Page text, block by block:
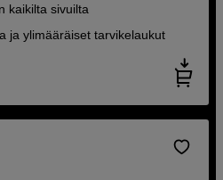
kaikilta sivuilta
ja ylimääräiset tarvikelaukut